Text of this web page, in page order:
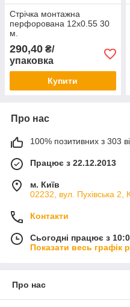
Стрічка монтажна
перфорована 12х0.55 30
м.
290,40 ₴/
упаковка
Купити
Про нас
100% позитивних з 303
Працює з 22.12.2013
м. Київ
02232, вул. Пухівська 2,
Контакти
Сьогодні працює з
Показати весь графік
Про нас